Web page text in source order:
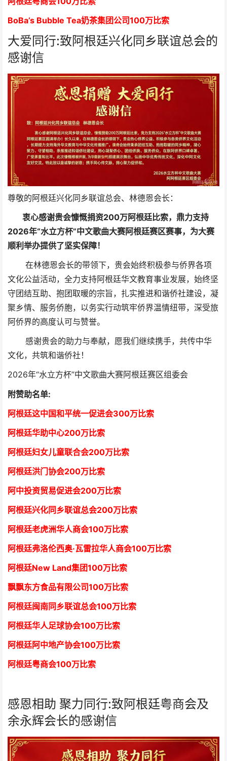
BoBa’s Bubble Tea奶茶集团公司100万比索
大爱同行:致阿根廷兴化同乡联谊总会的
感谢信
尊敬的阿根廷兴化同乡联谊总会、林德恩会长：
衷心感谢贵会慷慨捐资200万阿根廷比索，鼎力支持
2026年“水立方杯”中文歌曲大赛阿根廷赛区赛事，为大赛
顺利举办提供了坚实保障！
在林德恩会长的带领下，贵会始终积极参与侨界各项
文化公益活动，全力支持阿根廷华文教育事业发展，始终坚
守团结互助、抱团取暖的宗旨，扎实推进和谐侨社建设，凝
聚乡情、服务侨胞，以务实行动筑牢侨界温情纽带，深受旅
阿侨界的高度认可与赞誉。
感谢贵会的助力与奉献，愿我们继续携手，共传中华
文化，共筑和谐侨社！
2026年“水立方杯”中文歌曲大赛阿根廷赛区组委会
附赞助名单:
阿根廷这中国和平统一促进会300万比索
阿根廷华助中心200万比索
阿根廷妇女儿童联合会200万比索
阿根廷洪门协会200万比索
阿中投资贸易促进会200万比索
阿根廷兴化同乡联谊总会200万比索
阿根廷老虎洲华人商会100万比索
阿根廷弗洛伦西奥·瓦雷拉华人商会100万比索
阿根廷New Land集团100万比索
飘飘东方食品有限公司100万比索
阿根廷闽南同乡联谊总会100万比索
阿根廷华人足球协会100万比索
阿根廷阿中地产协会100万比索
阿根廷粤商会100万比索
感恩相助 聚力同行:致阿根廷粤商会及
余永辉会长的感谢信